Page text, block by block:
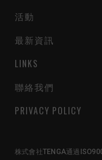
最新資訊
聯絡我們
PRIVACY POLICY
活動
LINKS
株式會社TENGA通過